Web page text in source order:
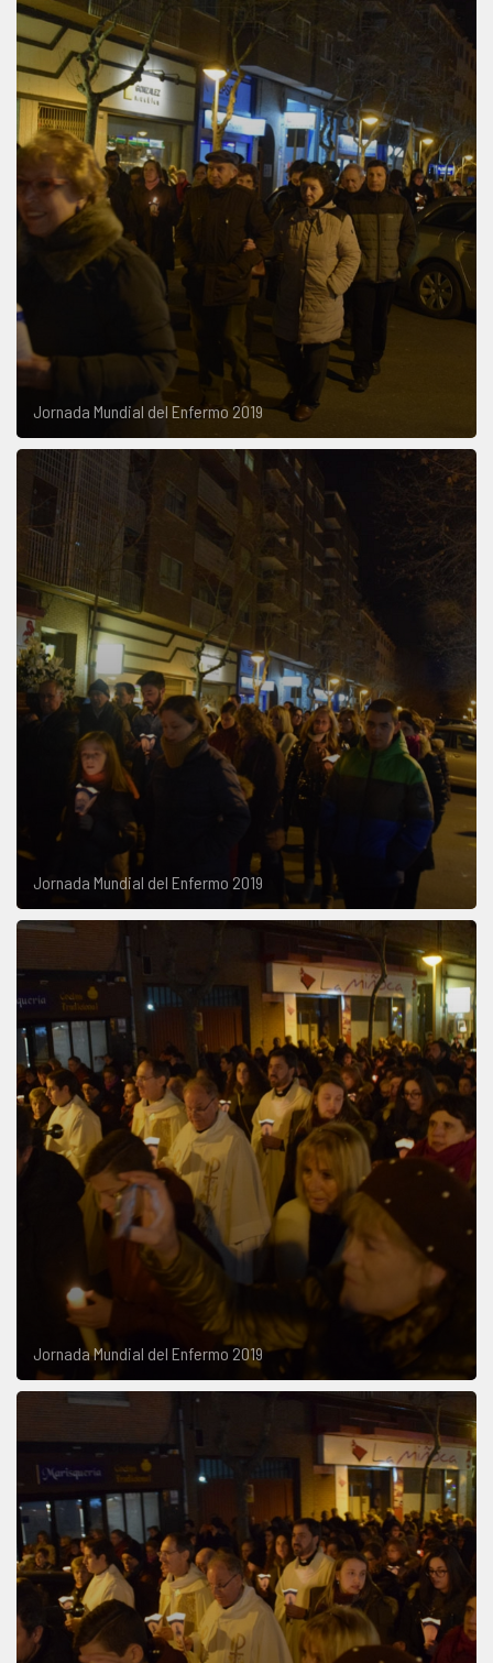
Jornada Mundial del Enfermo 2019
Jornada Mundial del Enfermo 2019
Jornada Mundial del Enfermo 2019